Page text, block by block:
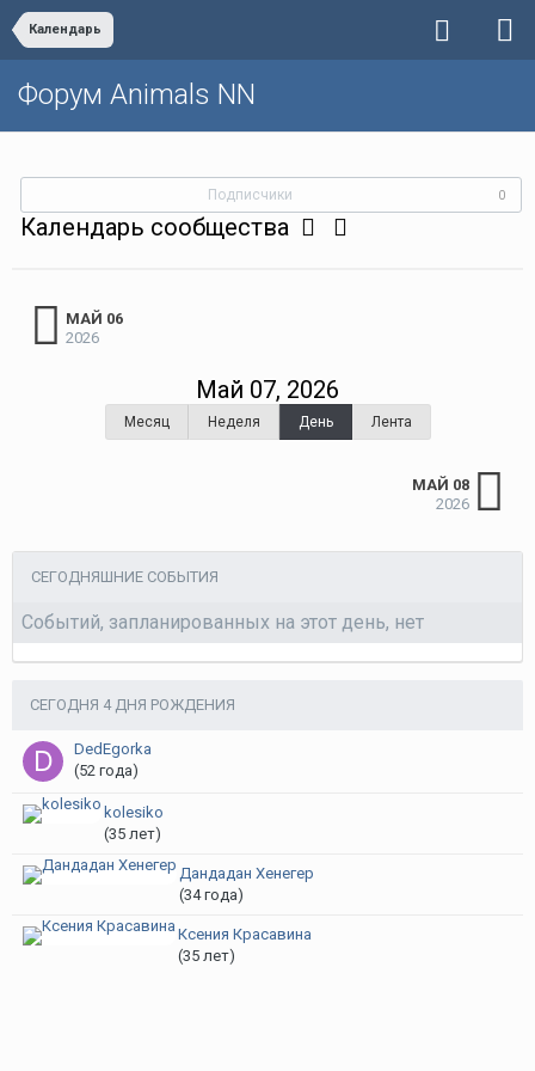
Календарь
Форум Animals NN
Подписчики 0
Календарь сообщества
МАЙ 06
2026
Май 07, 2026
Месяц Неделя День Лента
МАЙ 08
2026
СЕГОДНЯШНИЕ СОБЫТИЯ
Событий, запланированных на этот день, нет
СЕГОДНЯ 4 ДНЯ РОЖДЕНИЯ
DedEgorka
(52 года)
kolesiko
(35 лет)
Дандадан Хенегер
(34 года)
Ксения Красавина
(35 лет)